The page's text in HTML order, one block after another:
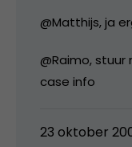
@Matthijs, ja
@Raimo, stuur
case info
23 oktober